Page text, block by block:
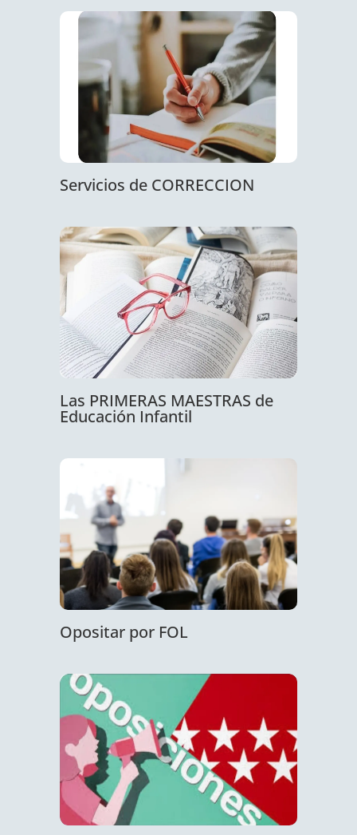
Servicios de CORRECCION
Las PRIMERAS MAESTRAS de
Educación Infantil
Opositar por FOL